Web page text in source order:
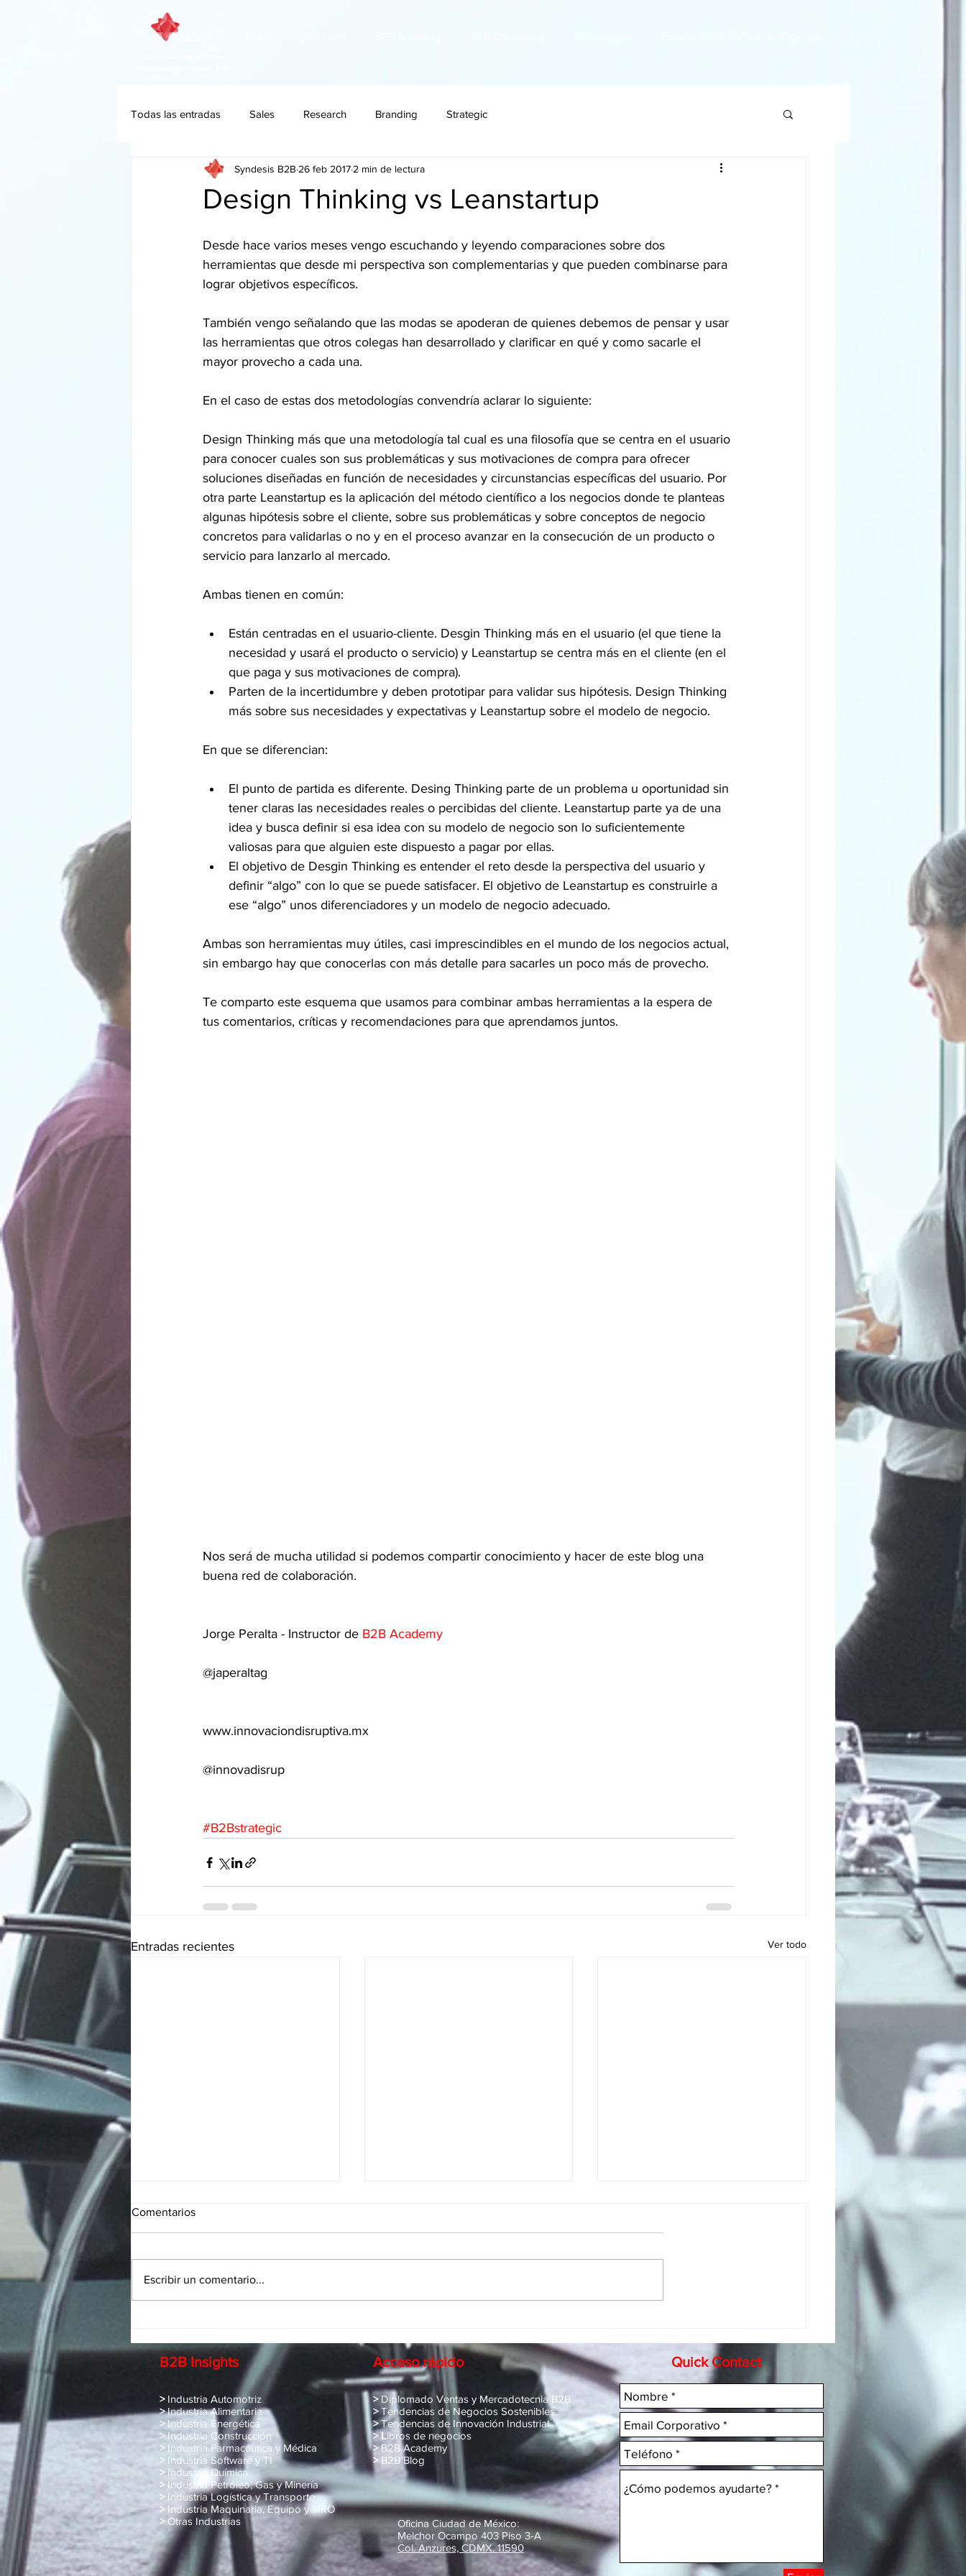
Todas las entradas Sales Research Branding Strategic
Design Thinking vs Leanstartup
Syndesis B2B 26 feb 2017 2 min de lectura
Desde hace varios meses vengo escuchando y leyendo comparaciones sobre dos
herramientas que desde mi perspectiva son complementarias y que pueden combinarse para
lograr objetivos específicos.
También vengo señalando que las modas se apoderan de quienes debemos de pensar y usar
las herramientas que otros colegas han desarrollado y clarificar en qué y como sacarle el
mayor provecho a cada una.
En el caso de estas dos metodologías convendría aclarar lo siguiente:
Design Thinking más que una metodología tal cual es una filosofía que se centra en el usuario
para conocer cuales son sus problemáticas y sus motivaciones de compra para ofrecer
soluciones diseñadas en función de necesidades y circunstancias específicas del usuario. Por
otra parte Leanstartup es la aplicación del método científico a los negocios donde te planteas
algunas hipótesis sobre el cliente, sobre sus problemáticas y sobre conceptos de negocio
concretos para validarlas o no y en el proceso avanzar en la consecución de un producto o
servicio para lanzarlo al mercado.
Ambas tienen en común:
Están centradas en el usuario-cliente. Desgin Thinking más en el usuario (el que tiene la
necesidad y usará el producto o servicio) y Leanstartup se centra más en el cliente (en el
que paga y sus motivaciones de compra).
Parten de la incertidumbre y deben prototipar para validar sus hipótesis. Design Thinking
más sobre sus necesidades y expectativas y Leanstartup sobre el modelo de negocio.
En que se diferencian:
El punto de partida es diferente. Desing Thinking parte de un problema u oportunidad sin
tener claras las necesidades reales o percibidas del cliente. Leanstartup parte ya de una
idea y busca definir si esa idea con su modelo de negocio son lo suficientemente
valiosas para que alguien este dispuesto a pagar por ellas.
El objetivo de Desgin Thinking es entender el reto desde la perspectiva del usuario y
definir “algo” con lo que se puede satisfacer. El objetivo de Leanstartup es construirle a
ese “algo” unos diferenciadores y un modelo de negocio adecuado.
Ambas son herramientas muy útiles, casi imprescindibles en el mundo de los negocios actual,
sin embargo hay que conocerlas con más detalle para sacarles un poco más de provecho.
Te comparto este esquema que usamos para combinar ambas herramientas a la espera de
tus comentarios, críticas y recomendaciones para que aprendamos juntos.
Nos será de mucha utilidad si podemos compartir conocimiento y hacer de este blog una
buena red de colaboración.
Jorge Peralta - Instructor de B2B Academy
@japeraltag
www.innovaciondisruptiva.mx
@innovadisrup
#B2Bstrategic
Entradas recientes Ver todo
Comentarios
Escribir un comentario...
B2B Insights
> Industria Automotriz
>Industria Alimentaria
>Industria Energética
>Industria Construcción
> Industria Farmacéutica y Médica
> Industria Software y TI
> Industria Química
> Industria Petróleo, Gas y Minería
> Industria Logística y Transporte
> Industria Maquinaria, Equipo y MRO
>Otras Industrias
Acceso rápido
> Diplomado Ventas y Mercadotecnia B2B
>Tendencias de Negocios Sostenibles
>Tendencias de Innovación Industrial
> Libros de negocios
>B2B Academy
>B2B Blog
Oficina Ciudad de México:
Melchor Ocampo 403 Piso 3-A
Col. Anzures, CDMX. 11590
Quick Contact